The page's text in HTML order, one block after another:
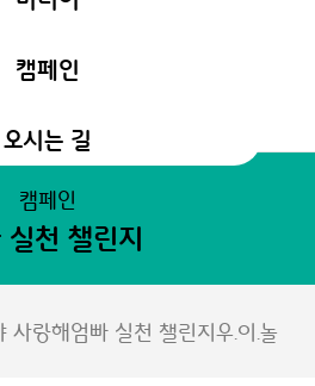
캠페인
오시는 길
캠페인
실천 챌린지
사랑해엄빠 실천 챌린지우.이.놀